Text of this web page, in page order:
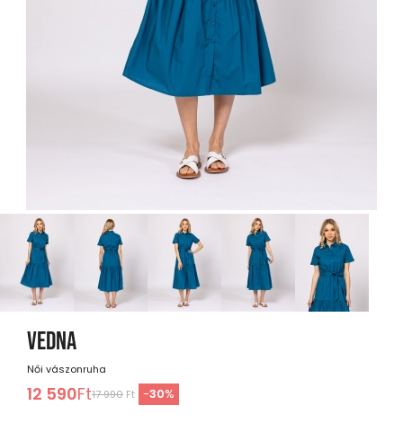
VEDNA
Női vászonruha
12 590Ft17 990 Ft -30%